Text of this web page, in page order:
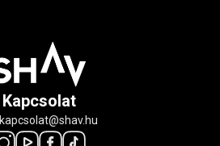
Kapcsolat
kapcsolat@shav.hu